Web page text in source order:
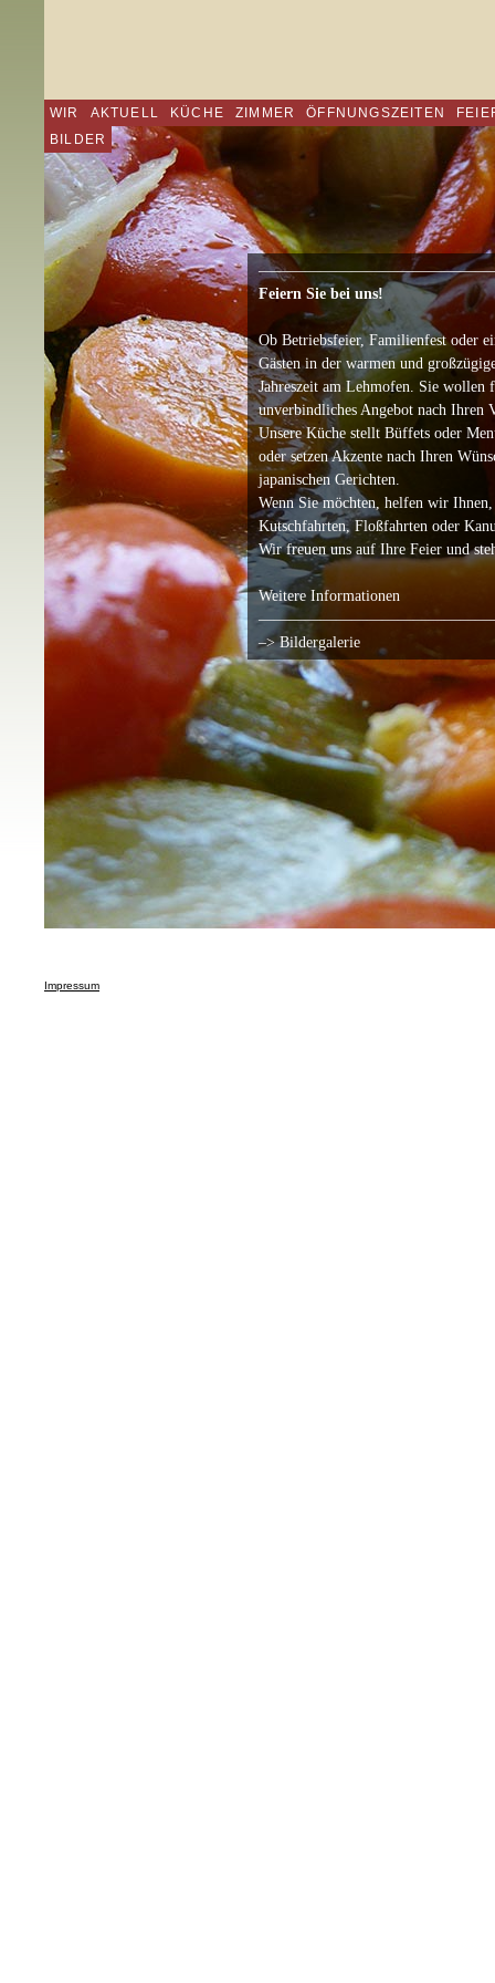
WIR AKTUELL KÜCHE ZIMMER ÖFFNUNGSZEITEN
BILDER
Feiern Sie bei uns!
Ob Betriebsfeier, Familienfest oder
Gästen in der warmen und
Jahreszeit am Lehmofen. Sie wollen
unverbindliches Angebot nach Ihren
Unsere Küche stellt Büffets oder
oder setzen Akzente nach Ihren
japanischen Gerichten.
Wenn Sie möchten, helfen wir
Kutschfahrten, Floßfahrten oder
Wir freuen uns auf Ihre Feier und
Weitere Informationen
–> Bildergalerie
Impressum